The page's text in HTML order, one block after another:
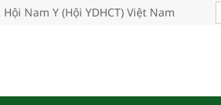
Nam Y (Hội YDHCT) Việt Nam